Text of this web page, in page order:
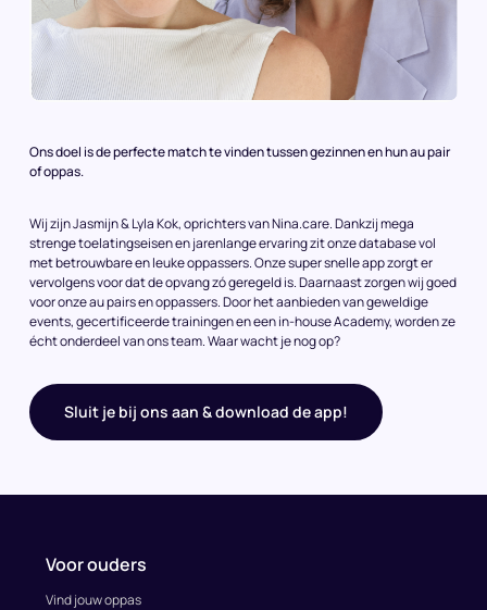
Ons doel is de perfecte match te vinden tussen gezinnen en hun au pair
of oppas.
Wij zijn Jasmijn & Lyla Kok, oprichters van Nina.care. Dankzij mega
strenge toelatingseisen en jarenlange ervaring zit onze database vol
met betrouwbare en leuke oppassers. Onze super snelle app zorgt er
vervolgens voor dat de opvang zó geregeld is. Daarnaast zorgen wij goed
voor onze au pairs en oppassers. Door het aanbieden van geweldige
events, gecertificeerde trainingen en een in-house Academy, worden ze
écht onderdeel van ons team. Waar wacht je nog op?
Sluit je bij ons aan & download de app!
Voor ouders
Vind jouw oppas